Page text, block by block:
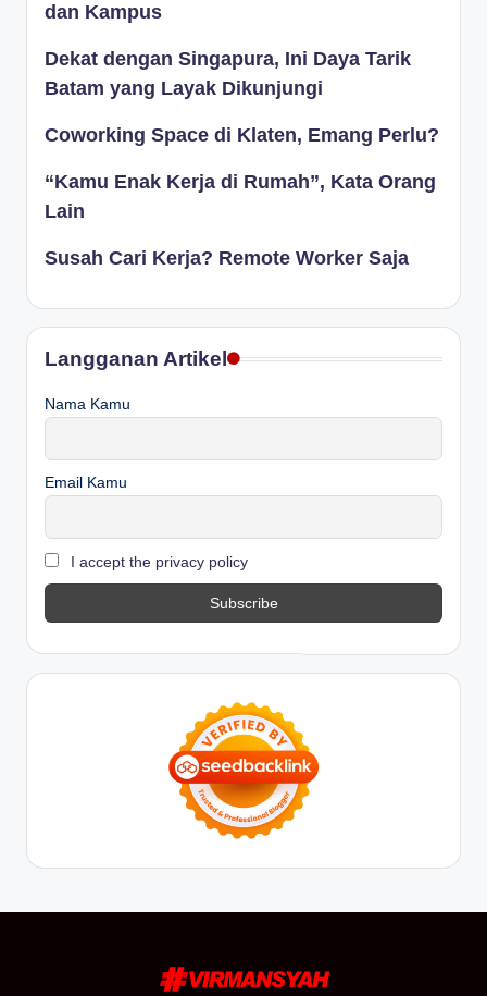
dan Kampus
Dekat dengan Singapura, Ini Daya Tarik
Batam yang Layak Dikunjungi
Coworking Space di Klaten, Emang Perlu?
“Kamu Enak Kerja di Rumah”, Kata Orang
Lain
Susah Cari Kerja? Remote Worker Saja
Langganan Artikel
Nama Kamu
Email Kamu
I accept the privacy policy